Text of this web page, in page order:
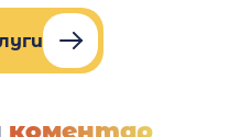
коментар